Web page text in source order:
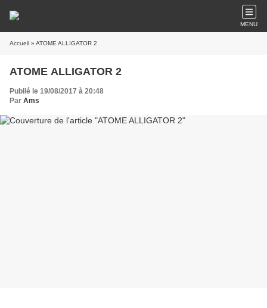
MENU
Accueil » ATOME ALLIGATOR 2
ATOME ALLIGATOR 2
Publié le 19/08/2017 à 20:48
Par Ams